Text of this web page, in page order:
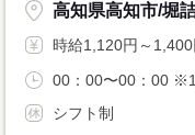
高知県高知市/堀
時給1,120円～1,400
00：00〜00：00
シフト制